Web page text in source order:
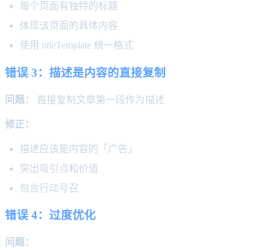
每个页面有独特的标题
体现该页面的具体内容
使用 titleTemplate 统一格式
错误 3：描述是内容的直接复制
问题： 直接复制文章第一段作为描述
修正：
描述应该是内容的「广告」
突出吸引点和价值
包含行动号召
错误 4：过度优化
问题：